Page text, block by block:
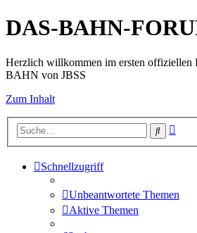
DAS-BAHN-
Herzlich willkommen im ersten offiziellen
BAHN von JBSS
Zum Inhalt
Suche
Schnellzugriff
Unbeantwortete Themen
Aktive Themen